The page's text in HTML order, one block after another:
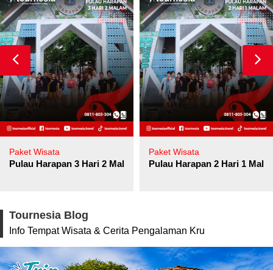
Paket Wisata
Pulau Harapan 3 Hari 2 Malam
Paket Wisata
Pulau Harapan 2 Hari 1
Tournesia Blog
Info Tempat Wisata & Cerita Pengalaman Kru